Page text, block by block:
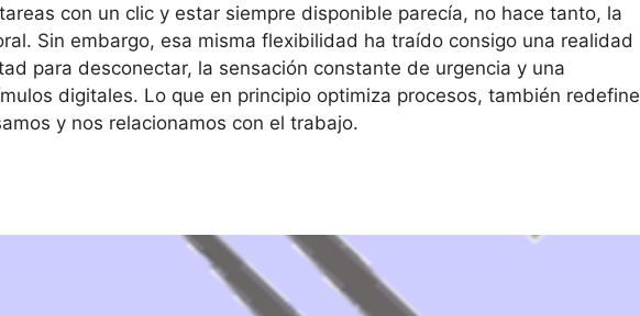
con un clic y estar siempre disponible parecía, no hace tanto, la
Sin embargo, esa misma flexibilidad ha traído consigo una realidad
para desconectar, la sensación constante de urgencia y una
digitales. Lo que en principio optimiza procesos, también redefine
y nos relacionamos con el trabajo.